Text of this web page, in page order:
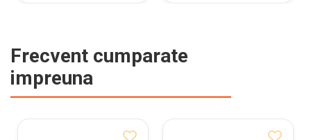
Frecvent cumparate
impreuna